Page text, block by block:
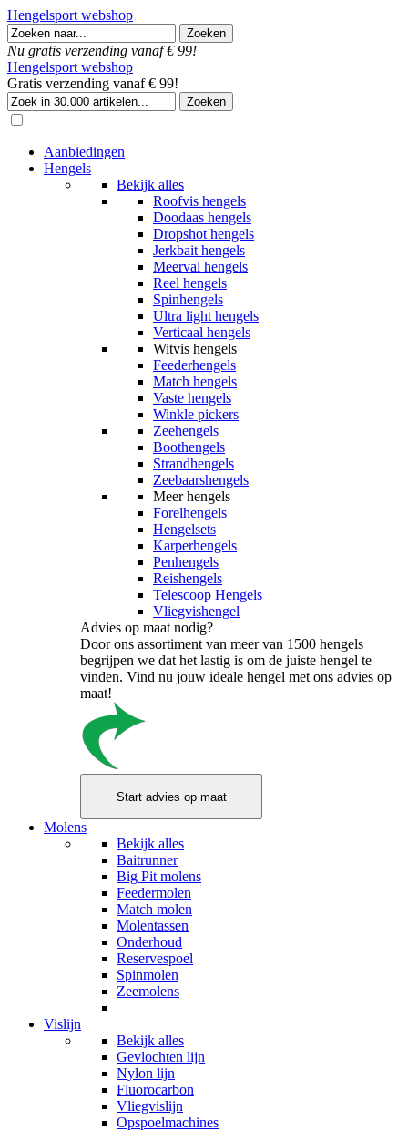
Hengelsport webshop
Nu gratis verzending vanaf € 99!
Hengelsport webshop
Gratis verzending vanaf € 99!
Aanbiedingen
Hengels
Bekijk alles
Roofvis hengels
Doodaas hengels
Dropshot hengels
Jerkbait hengels
Meerval hengels
Reel hengels
Spinhengels
Ultra light hengels
Verticaal hengels
Witvis hengels
Feederhengels
Match hengels
Vaste hengels
Winkle pickers
Zeehengels
Boothengels
Strandhengels
Zeebaarshengels
Meer hengels
Forelhengels
Hengelsets
Karperhengels
Penhengels
Reishengels
Telescoop Hengels
Vliegvishengel
Advies op maat nodig?
Door ons assortiment van meer van 1500 hengels
begrijpen we dat het lastig is om de juiste hengel te
vinden. Vind nu jouw ideale hengel met ons advies op
maat!
Molens
Bekijk alles
Baitrunner
Big Pit molens
Feedermolen
Match molen
Molentassen
Onderhoud
Reservespoel
Spinmolen
Zeemolens
Vislijn
Bekijk alles
Gevlochten lijn
Nylon lijn
Fluorocarbon
Vliegvislijn
Opspoelmachines